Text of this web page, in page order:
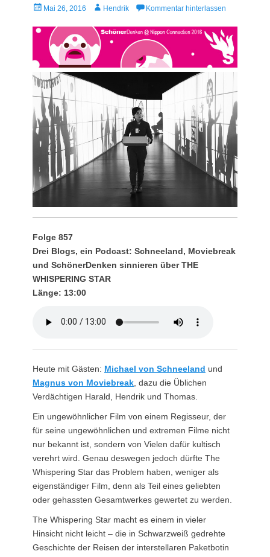
Veröffentlicht
Mai 26, 2016 AutorHendrik Kommentar hinterlassen
Folge 857
Drei Blogs, ein Podcast: Schneeland, Moviebreak
und SchönerDenken sinnieren über THE
WHISPERING STAR
Länge: 13:00
Heute mit Gästen: Michael von Schneeland und
Magnus von Moviebreak , dazu die Üblichen
Verdächtigen Harald, Hendrik und Thomas.
Ein ungewöhnlicher Film von einem Regisseur, der
für seine ungewöhnlichen und extremen Filme nicht
nur bekannt ist, sondern von Vielen dafür kultisch
verehrt wird. Genau deswegen jedoch dürfte The
Whispering Star das Problem haben, weniger als
eigenständiger Film, denn als Teil eines geliebten
oder gehassten Gesamtwerkes gewertet zu werden.
The Whispering Star macht es einem in vieler
Hinsicht nicht leicht – die in Schwarzweiß gedrehte
Geschichte der Reisen der interstellaren Paketbotin